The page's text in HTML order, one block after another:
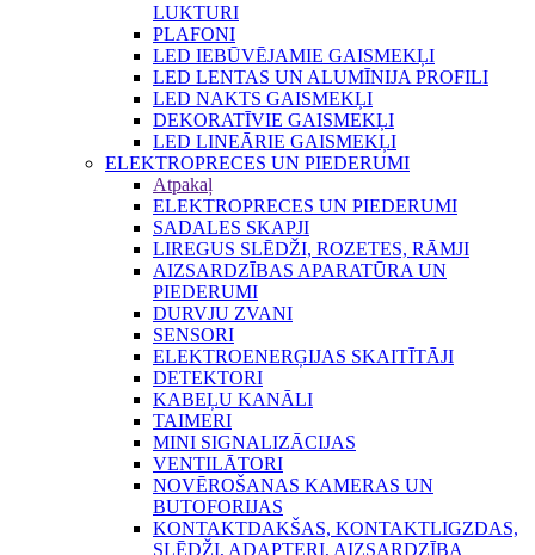
LUKTURI
PLAFONI
LED IEBŪVĒJAMIE GAISMEKĻI
LED LENTAS UN ALUMĪNIJA PROFILI
LED NAKTS GAISMEKĻI
DEKORATĪVIE GAISMEKĻI
LED LINEĀRIE GAISMEKĻI
ELEKTROPRECES UN PIEDERUMI
Atpakaļ
ELEKTROPRECES UN PIEDERUMI
SADALES SKAPJI
LIREGUS SLĒDŽI, ROZETES, RĀMJI
AIZSARDZĪBAS APARATŪRA UN
PIEDERUMI
DURVJU ZVANI
SENSORI
ELEKTROENERĢIJAS SKAITĪTĀJI
DETEKTORI
KABEĻU KANĀLI
TAIMERI
MINI SIGNALIZĀCIJAS
VENTILĀTORI
NOVĒROŠANAS KAMERAS UN
BUTOFORIJAS
KONTAKTDAKŠAS, KONTAKTLIGZDAS,
SLĒDŽI, ADAPTERI, AIZSARDZĪBA